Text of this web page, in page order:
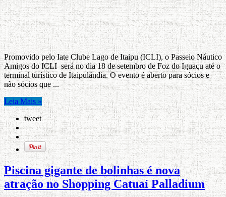
Promovido pelo Iate Clube Lago de Itaipu (ICLI), o Passeio Náutico
Amigos do ICLI será no dia 18 de setembro de Foz do Iguaçu até o
terminal turístico de Itaipulândia. O evento é aberto para sócios e
não sócios que ...
Leia Mais »
tweet
Piscina gigante de bolinhas é nova
atração no Shopping Catuaí Palladium